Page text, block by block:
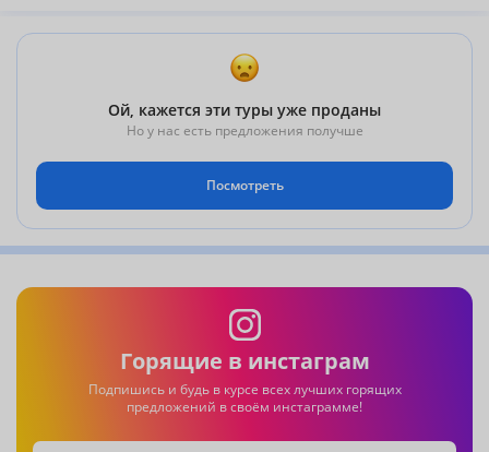
Ой, кажется эти туры уже проданы
Но у нас есть предложения получше
Посмотреть
Горящие в инстаграм
Подпишись и будь в курсе всех лучших горящих
предложений в своём инстаграмме!